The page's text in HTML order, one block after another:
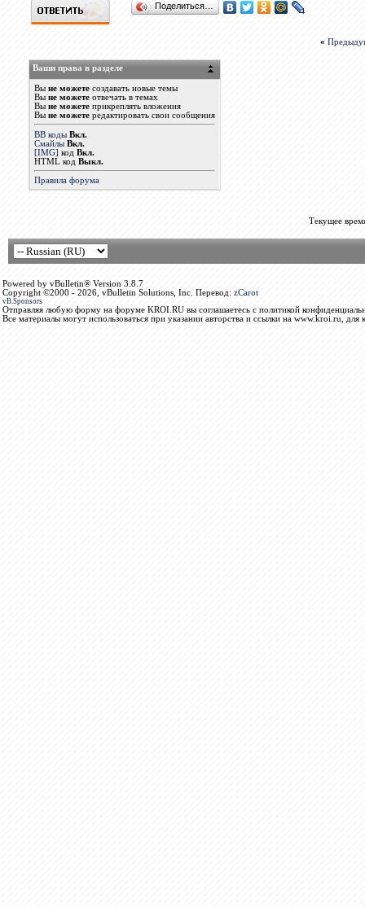
Поделиться…
«
Ваши права в разделе
Вы не можетесоздавать новые темы
Вы не можетеотвечать в темах
Вы не можетеприкреплять вложения
Вы не можетередактировать свои сообщения
BB коды Вкл.
Смайлы Вкл.
[IMG] код Вкл.
HTML код Выкл.
Правила форума
Текущее
Powered by vBulletin® Version 3.8.7
Copyright ©2000 - 2026, vBulletin Solutions, Inc. Перевод: zCarot
vB.Sponsors
Отправляя любую форму на форуме KROI.RU вы соглашаетесь с политикой
Все материалы могут использоваться при указании авторства и ссылки на www.kroi.ru, для